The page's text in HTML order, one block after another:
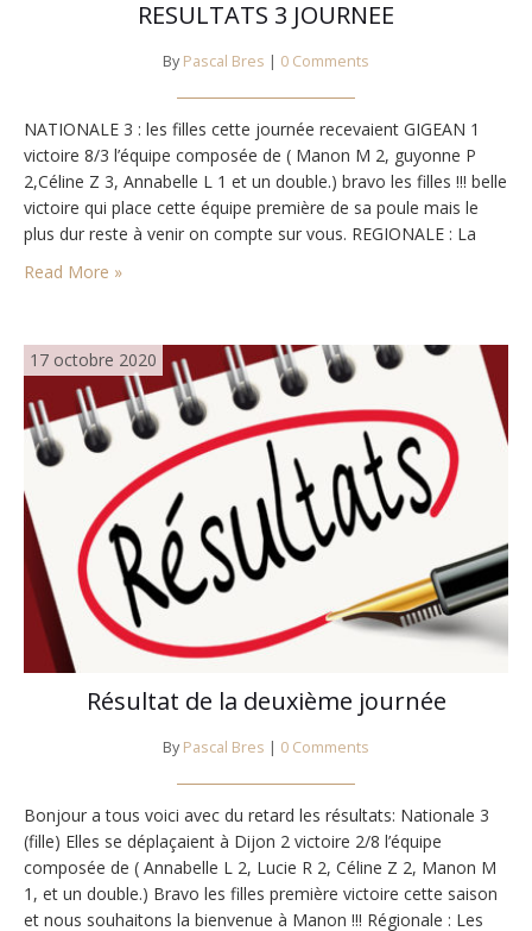
RESULTATS 3 JOURNEE
By Pascal Bres | 0 Comments
NATIONALE 3 : les filles cette journée recevaient GIGEAN 1
victoire 8/3 l’équipe composée de ( Manon M 2, guyonne P
2,Céline Z 3, Annabelle L 1 et un double.) bravo les filles !!! belle
victoire qui place cette équipe première de sa poule mais le
plus dur reste à venir on compte sur vous. REGIONALE : La
R2(1) recevait le…
Read More »
17 octobre 2020
Résultat de la deuxième journée
By Pascal Bres | 0 Comments
Bonjour a tous voici avec du retard les résultats: Nationale 3
(fille) Elles se déplaçaient à Dijon 2 victoire 2/8 l’équipe
composée de ( Annabelle L 2, Lucie R 2, Céline Z 2, Manon M
1, et un double.) Bravo les filles première victoire cette saison
et nous souhaitons la bienvenue à Manon !!! Régionale : Les